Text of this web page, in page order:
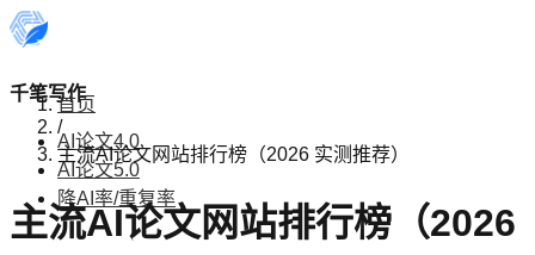
千笔写作
AI论文4.0
AI论文5.0
降AI率/重复率
首页
/
主流AI论文网站排行榜（2026 实测推荐）
主流AI论文网站排行榜（2026